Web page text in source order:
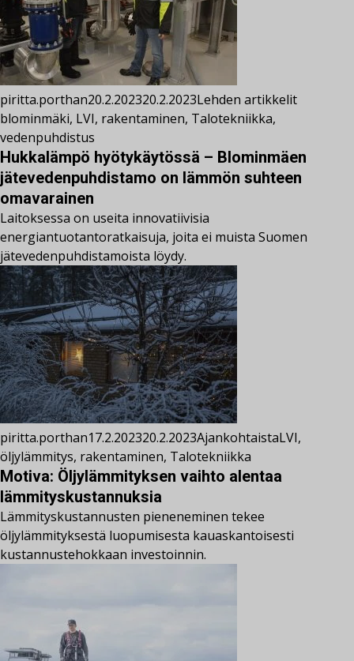
piritta.porthan20.2.202320.2.2023Lehden artikkelit
blominmäki, LVI, rakentaminen, Talotekniikka,
vedenpuhdistus
Hukkalämpö hyötykäytössä – Blominmäen
jätevedenpuhdistamo on lämmön suhteen
omavarainen
Laitoksessa on useita innovatiivisia
energiantuotantoratkaisuja, joita ei muista Suomen
jätevedenpuhdistamoista löydy.
piritta.porthan17.2.202320.2.2023AjankohtaistaLVI,
öljylämmitys, rakentaminen, Talotekniikka
Motiva: Öljylämmityksen vaihto alentaa
lämmityskustannuksia
Lämmityskustannusten pieneneminen tekee
öljylämmityksestä luopumisesta kauaskantoisesti
kustannustehokkaan investoinnin.